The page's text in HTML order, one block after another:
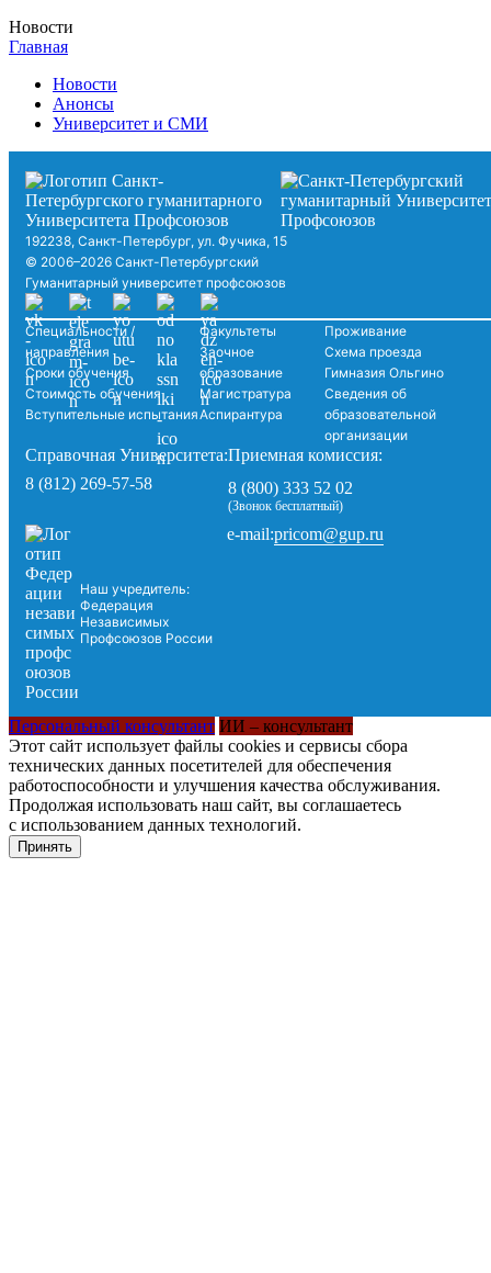
Новости
Главная
Новости
Анонсы
Университет и СМИ
192238, Санкт-Петербург, ул. Фучика, 15
© 2006–2026 Санкт-Петербургский
Гуманитарный университет профсоюзов
Специальности /
направления
Сроки обучения
Стоимость обучения
Вступительные испытания
Факультеты
Заочное
образование
Магистратура
Аспирантура
Проживание
Схема проезда
Гимназия Ольгино
Сведения об
образовательной
организации
Справочная Университета:
8 (812) 269-57-58
Приемная комиссия:
8 (800) 333 52 02
(Звонок бесплатный)
Наш учредитель:
Федерация
Независимых
Профсоюзов России
e-mail:pricom@gup.ru
Персональный консультант ИИ – консультант
Этот сайт использует файлы cookies и сервисы сбора
технических данных посетителей для обеспечения
работоспособности и улучшения качества обслуживания.
Продолжая использовать наш сайт, вы соглашаетесь
с использованием данных технологий.
Принять